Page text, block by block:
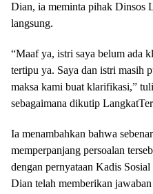
Dian, ia meminta pihak Dinsos
langsung.
“Maaf ya, istri saya belum ada
tertipu ya. Saya dan istri masih
maksa kami buat klarifikasi,”
sebagaimana dikutip
Ia menambahkan bahwa
memperpanjang persoalan
dengan pernyataan Kadis
Dian telah memberikan